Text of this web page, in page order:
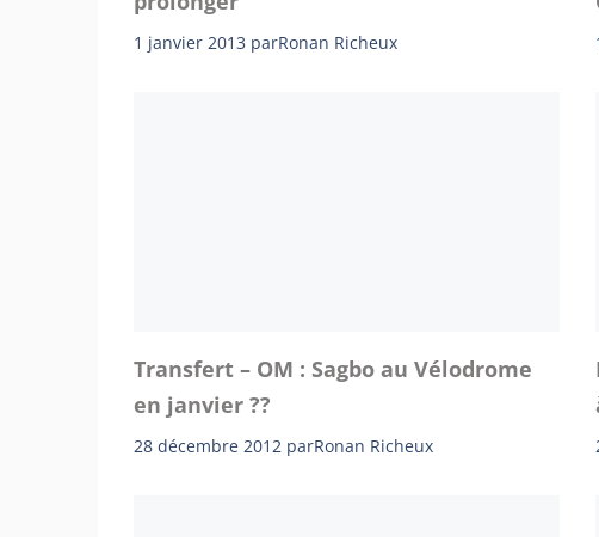
1 janvier 2013 parRonan Richeux
Transfert – OM : Sagbo au Vélodrome
en janvier ??
28 décembre 2012 parRonan Richeux